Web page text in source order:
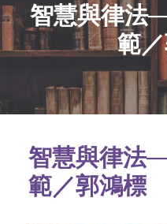
智慧與律法
範
智慧與律法
範／郭鴻標